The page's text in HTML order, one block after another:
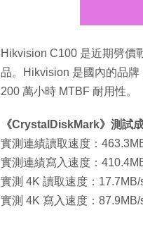
Hikvision C100 是近期劈價
品。Hikvision 是國內的品
200 萬小時 MTBF 耐用性。
《CrystalDiskMark》測試
實測連績讀取速度：
實測連績寫入速度：
實測 4K 讀取速度：17.7MB/
實測 4K 寫入速度：87.9MB/